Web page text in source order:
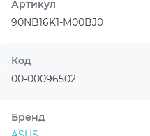
NVIDIA Blackwell,
поколения и RT-ядра
искусственного
Артикул
90NB16K1-M00BJ0
Код
00-00096502
Бренд